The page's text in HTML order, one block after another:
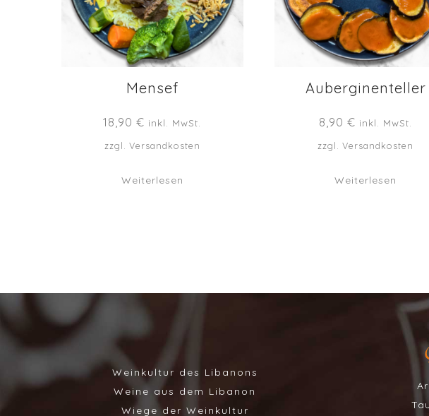
Mensef
18,90€ inkl. MwSt.
zzgl. Versandkosten
Weiterlesen
Auberginenteller
8,90€ inkl. MwSt.
zzgl.Versandkosten
Weiterlesen
Weinkultur des Libanons
Weine aus dem Libanon
Wiege der Weinkultur